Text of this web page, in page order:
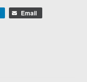
Email